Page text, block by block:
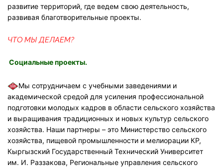
развитие территорий, где ведем свою деятельность,
развивая благотворительные проекты.
ЧТО МЫ ДЕЛАЕМ?
Социальные проекты.
Мы сотрудничаем с учебными заведениями и
академической средой для усиления профессиональной
подготовки молодых кадров в области сельского хозяйства
и выращивания традиционных и новых культур сельского
хозяйства. Наши партнеры – это Министерство сельского
хозяйства, пищевой промышленности и мелиорации КР,
Кыргызский Государственный Технический Университет
им. И. Раззакова, Региональные управления сельского